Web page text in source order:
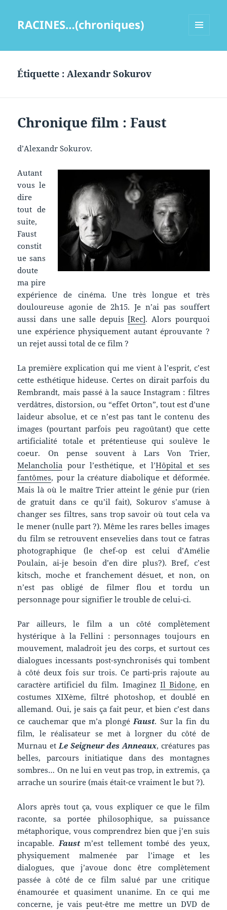
RACINES…(chroniques)
Étiquette :Alexandr Sokurov
Chronique film : Faust
d’Alexandr Sokurov.
Autant
vous le
dire
tout de
suite,
Faust
constit
ue sans
doute
ma pire
expérience de cinéma. Une très longue et très
douloureuse agonie de 2h15. Je n’ai pas souffert
aussi dans une salle depuis [Rec]. Alors pourquoi
une expérience physiquement autant éprouvante ?
un rejet aussi total de ce film ?
La première explication qui me vient à l’esprit, c’est
cette esthétique hideuse. Certes on dirait parfois du
Rembrandt, mais passé à la sauce Instagram : filtres
verdâtres, distorsion, ou “effet Orton”, tout est d’une
laideur absolue, et ce n’est pas tant le contenu des
images (pourtant parfois peu ragoûtant) que cette
artificialité totale et prétentieuse qui soulève le
coeur. On pense souvent à Lars Von Trier,
Melancholia pour l’esthétique, et l’Hôpital et ses
fantômes, pour la créature diabolique et déformée.
Mais là où le maître Trier atteint le génie pur (rien
de gratuit dans ce qu’il fait), Sokurov s’amuse à
changer ses filtres, sans trop savoir où tout cela va
le mener (nulle part ?). Même les rares belles images
du film se retrouvent ensevelies dans tout ce fatras
photographique (le chef-op est celui d’Amélie
Poulain, ai-je besoin d’en dire plus?). Bref, c’est
kitsch, moche et franchement désuet, et non, on
n’est pas obligé de filmer flou et tordu un
personnage pour signifier le trouble de celui-ci.
Par ailleurs, le film a un côté complètement
hystérique à la Fellini : personnages toujours en
mouvement, maladroit jeu des corps, et surtout ces
dialogues incessants post-synchronisés qui tombent
à côté deux fois sur trois. Ce parti-pris rajoute au
caractère artificiel du film. Imaginez Il Bidone, en
costumes XIXème, filtré photoshop, et doublé en
allemand. Oui, je sais ça fait peur, et bien c’est dans
ce cauchemar que m’a plongéFaust. Sur la fin du
film, le réalisateur se met à lorgner du côté de
Murnau etLe Seigneur des Anneaux, créatures pas
belles, parcours initiatique dans des montagnes
sombres… On ne lui en veut pas trop, in extremis, ça
arrache un sourire (mais était-ce vraiment le but ?).
Alors après tout ça, vous expliquer ce que le film
raconte, sa portée philosophique, sa puissance
métaphorique, vous comprendrez bien que j’en suis
incapable.Faustm’est tellement tombé des yeux,
physiquement malmenée par l’image et les
dialogues, que j’avoue donc être complètement
passée à côté de ce film salué par une critique
énamourée et quasiment unanime. En ce qui me
concerne, je vais peut-être me mettre un DVD de